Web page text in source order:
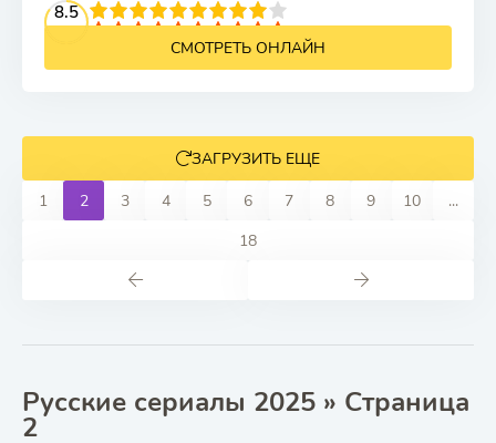
8.5
4 5 6 7 8 9 10
СМОТРЕТЬ ОНЛАЙН
ЗАГРУЗИТЬ ЕЩЕ
1
2 3 4 5 6 7 8 9 10
...
18
Русские сериалы 2025 » Страница
2